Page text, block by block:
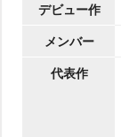
デビュー作
メンバー
代表作